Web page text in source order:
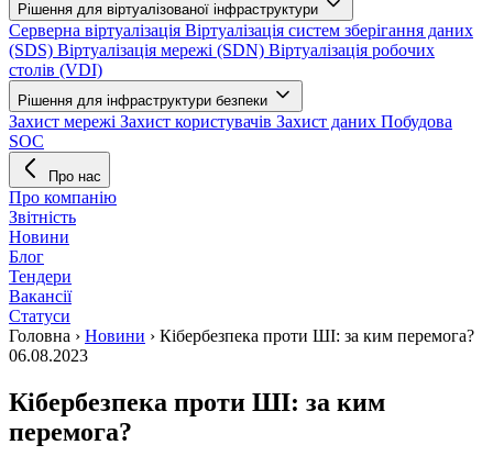
Рішення для віртуалізованої інфраструктури
Серверна віртуалізація Віртуалізація систем зберігання даних
(SDS) Віртуалізація мережі (SDN) Віртуалізація робочих
столів (VDI)
Рішення для інфраструктури безпеки
Захист мережі Захист користувачів Захист даних Побудова
SOC
Про нас
Про компанію
Звітність
Новини
Блог
Тендери
Вакансії
Статуси
Головна › Новини › Кібербезпека проти ШІ: за ким перемога?
06.08.2023
Кібербезпека проти ШІ: за ким
перемога?